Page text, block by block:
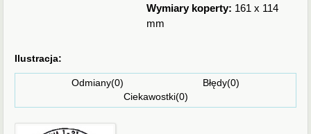
Wymiary koperty: 161 x 114
mm
Ilustracja:
Odmiany(0) Błędy(0)
Ciekawostki(0)